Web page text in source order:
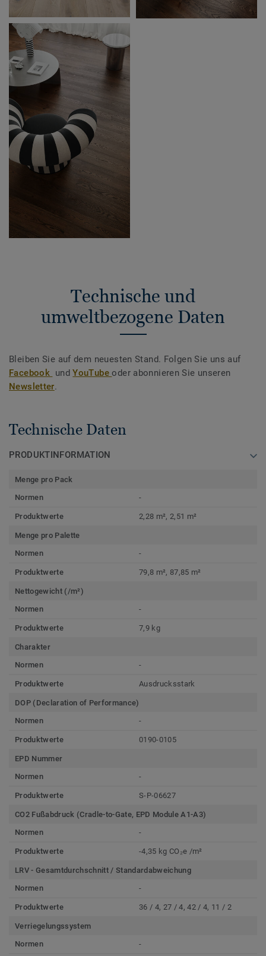
Technische und
umweltbezogene Daten
Bleiben Sie auf dem neuesten Stand. Folgen Sie uns auf
Facebook undYouTubeoder abonnieren Sie unseren
Newsletter.
Technische Daten
PRODUKTINFORMATION
Menge pro Pack
Normen
-
Produktwerte 2,28 m², 2,51 m²
Menge pro Palette
Normen
-
Produktwerte 79,8 m², 87,85 m²
Nettogewicht (/m²)
Normen
-
Produktwerte 7,9 kg
Charakter
Normen
-
Produktwerte Ausdrucksstark
DOP (Declaration of Performance)
Normen
-
Produktwerte 0190-0105
EPD Nummer
Normen
-
Produktwerte S-P-06627
CO2 Fußabdruck (Cradle-to-Gate, EPD Module A1-A3)
Normen
-
Produktwerte -4,35 kg CO₂e /m²
LRV - Gesamtdurchschnitt / Standardabweichung
Normen
-
Produktwerte 36 / 4, 27 / 4, 42 / 4, 11 / 2
Verriegelungssystem
Normen
-